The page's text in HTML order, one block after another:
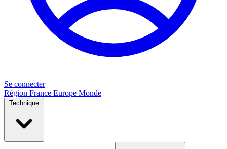
Se connecter
Région France Europe Monde
Technique